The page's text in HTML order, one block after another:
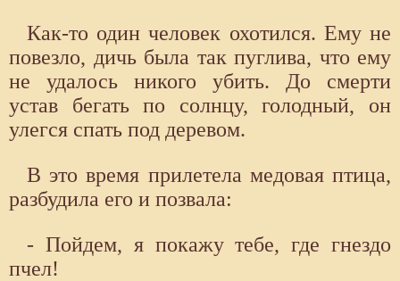
Как-то один человек охотился. Ему не
повезло, дичь была так пуглива, что ему
не удалось никого убить. До смерти
устав бегать по солнцу, голодный, он
улегся спать под деревом.
В это время прилетела медовая птица,
разбудила его и позвала:
- Пойдем, я покажу тебе, где гнездо
пчел!